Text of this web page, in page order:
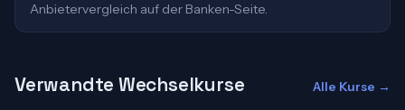
Anbietervergleich auf der Banken-Seite.
Verwandte Wechselkurse Alle Kurse →